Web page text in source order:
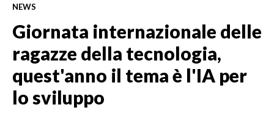
NEWS
Giornata internazionale delle
ragazze della tecnologia,
quest'anno il tema è l'IA per
lo sviluppo